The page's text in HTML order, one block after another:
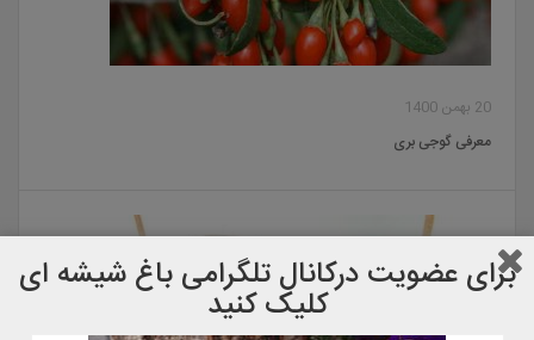
20 بهمن 1400
معرفی گوجی بری
برای عضویت دركانال تلگرامی باغ شیشه ای
کلیک کنید